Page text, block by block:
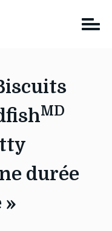
MD
durée
»